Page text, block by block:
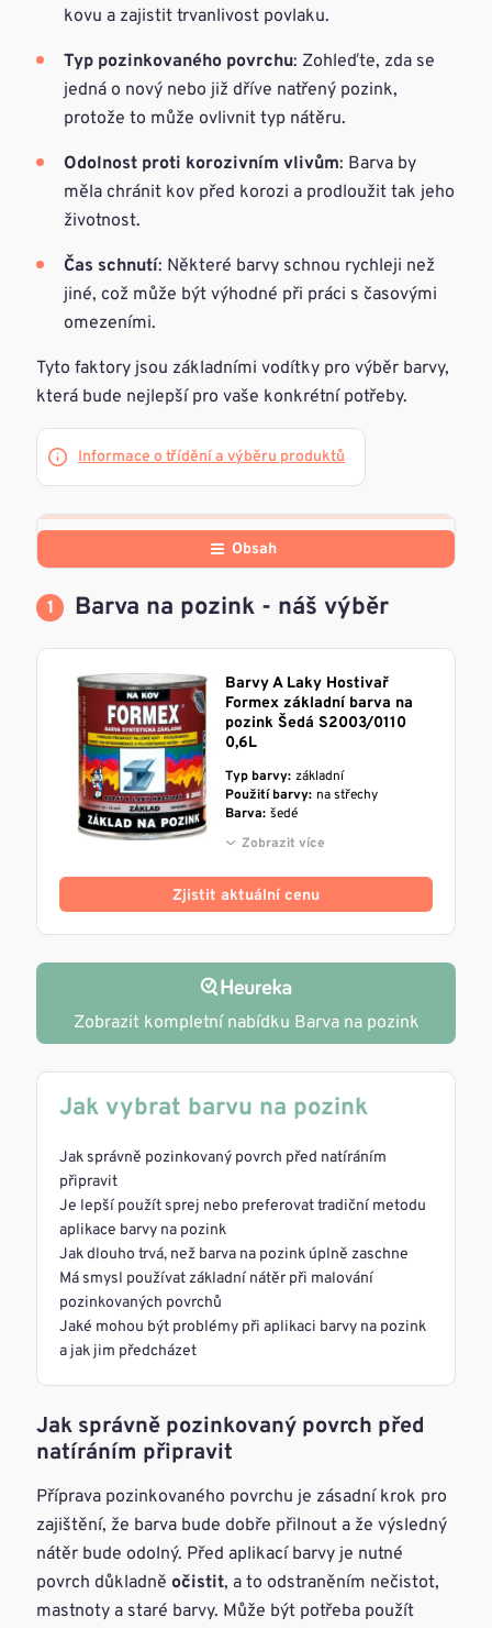
kovu a zajistit trvanlivost povlaku.
Typ pozinkovaného povrchu: Zohleďte, zda se
jedná o nový nebo již dříve natřený pozink,
protože to může ovlivnit typ nátěru.
Odolnost proti korozivním vlivům: Barva by
měla chránit kov před korozi a prodloužit tak jeho
životnost.
Čas schnutí: Některé barvy schnou rychleji než
jiné, což může být výhodné při práci s časovými
omezeními.
Tyto faktory jsou základními vodítky pro výběr barvy,
která bude nejlepší pro vaše konkrétní potřeby.
Informace o třídění a výběru produktů
Obsah
Barva na pozink - náš výběr
Barvy A Laky Hostivař
Formex základní barva na
pozink Šedá S2003/0110
0,6L
Typ barvy: základní
Použití barvy: na střechy
Barva: šedé
Zobrazit více
Zjistit aktuální cenu
Zobrazit kompletní nabídku Barva na pozink
Jak vybrat barvu na pozink
Jak správně pozinkovaný povrch před natíráním
připravit
Je lepší použít sprej nebo preferovat tradiční metodu
aplikace barvy na pozink
Jak dlouho trvá, než barva na pozink úplně zaschne
Má smysl používat základní nátěr při malování
pozinkovaných povrchů
Jaké mohou být problémy při aplikaci barvy na pozink
a jak jim předcházet
Jak správně pozinkovaný povrch před
natíráním připravit
Příprava pozinkovaného povrchu je zásadní krok pro
zajištění, že barva bude dobře přilnout a že výsledný
nátěr bude odolný. Před aplikací barvy je nutné
povrch důkladně očistit, a to odstraněním nečistot,
mastnoty a staré barvy. Může být potřeba použít